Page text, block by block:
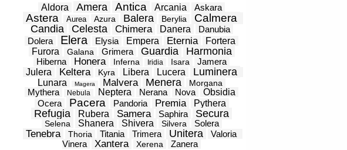
Aldora Amera Antica Arcania Askara
Astera Aurea Azura Balera Berylia Calmera
Candia Celesta Chimera Danera
Danubia
Dolera
Elera Elysia Empera Eternia
Fortera
Furora
Galana Grimera Guardia Harmonia
Hiberna Honera Inferna Iridia Isara
Jamera
Julera
Keltera Kyra Libera Lucera Luminera
Lunara Magera Malvera Menera Morgana
Mythera Nebula Neptera Nerana Nova
Obsidia
Ocera
Pacera Pandoria Premia Pythera
Refugia Rubera Samera Saphira Secura
Selena Shanera Shivera Silvera Solera
Tenebra Thoria Titania Trimera Unitera
Valoria
Vinera
Xantera Xerena Zanera